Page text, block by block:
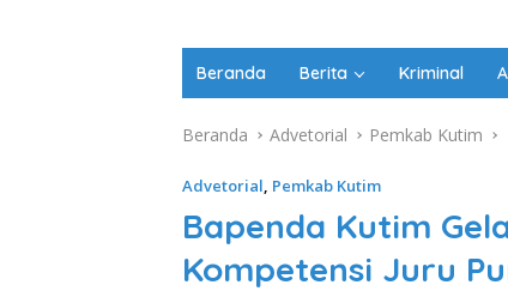
Beranda Berita Kriminal
Beranda Advetorial Pemkab Kutim
Advetorial, Pemkab Kutim
Bapenda Kutim
Kompetensi Juru